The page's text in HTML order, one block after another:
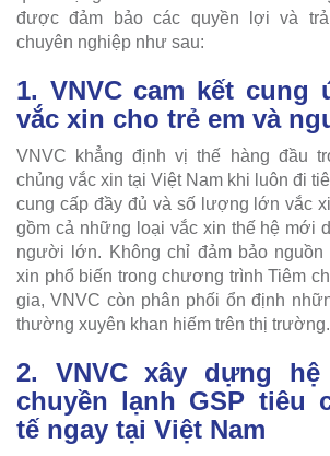
được đảm bảo các quyền lợi và
chuyên nghiệp như sau:
1. VNVC cam kết cung
vắc xin cho trẻ em và
VNVC khẳng định vị thế hàng đầu
chủng vắc xin tại Việt Nam khi luôn đi
cung cấp đầy đủ và số lượng lớn vắc
gồm cả những loại vắc xin thế hệ mới
người lớn. Không chỉ đảm bảo
xin phổ biến trong chương trình Tiêm
gia, VNVC còn phân phối ổn định
thường xuyên khan hiếm trên thị trường.
2. VNVC xây dựng
chuyền lạnh GSP tiêu
tế ngay tại Việt Nam